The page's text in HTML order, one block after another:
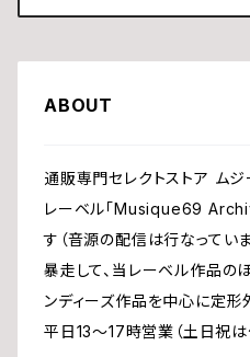
ABOUT
通販専門セレクトストア ムジ
レーベル「Musique69
す（音源の配信は行なってい
暴走して、当レーベル作品の
ンディーズ作品を中心に定形
平日13〜17時営業（土日祝は